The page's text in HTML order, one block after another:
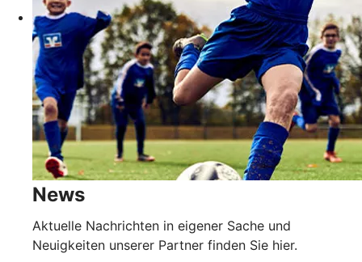
News
Aktuelle Nachrichten in eigener Sache und
Neuigkeiten unserer Partner finden Sie hier.